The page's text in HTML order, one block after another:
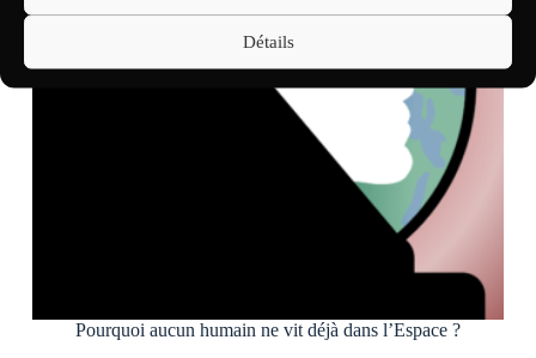
Détails
Pourquoi aucun humain ne vit déjà dans l’Espace ?